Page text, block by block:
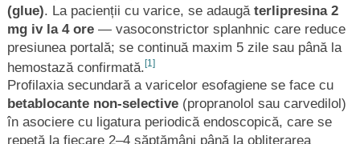
(glue) . La pacienții cu varice, se adaugă terlipresina 2
mg iv la 4 ore— vasoconstrictor splanhnic care reduce
presiunea portală; se continuă maxim 5 zile sau până la
hemostază confirmată. [1]
Profilaxia secundară a varicelor esofagiene se face cu
betablocante non-selective(propranolol sau carvedilol)
în asociere cu ligatura periodică endoscopică, care se
repetă la fiecare 2–4 săptămâni până la obliterarea